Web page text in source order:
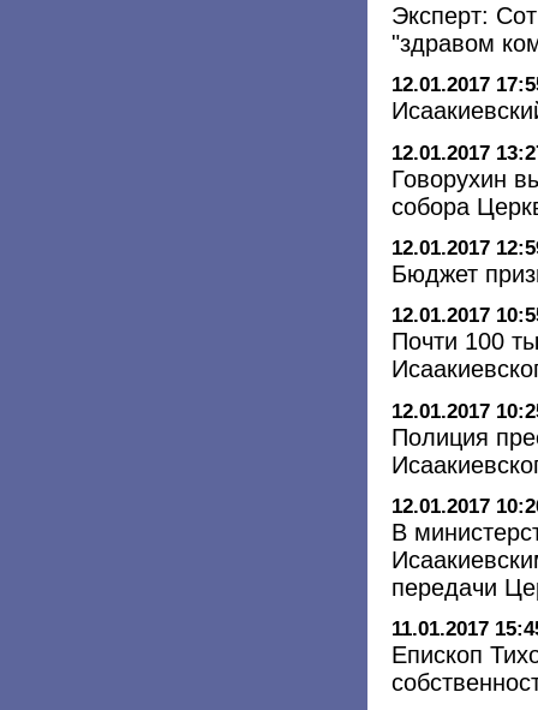
Эксперт:
"здравом
12.01.2017
12.01.2017
Говорухин
собора
12.01.2017
Бюджет
12.01.2017
Почти 100
12.01.2017
Полиция
12.01.2017
В
передачи
11.01.2017
Епископ